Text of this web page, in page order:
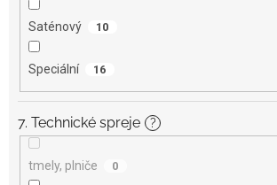
Saténový 10
Speciální 16
7. Technické spreje ?
tmely, plniče 0